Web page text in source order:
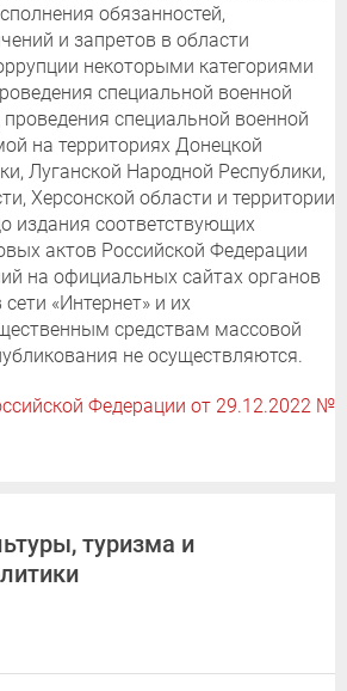
обязанностей,
и запретов в области
некоторыми категориями
специальной военной
специальной военной
на территориях Донецкой
Луганской Народной Республики,
Херсонской области и территории
издания соответствующих
актов Российской Федерации
на официальных сайтах органов
«Интернет» и их
средствам массовой
не осуществляются.
Федерации от 29.12.2022 №
туризма и